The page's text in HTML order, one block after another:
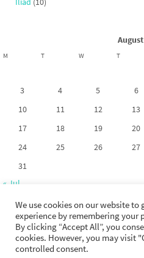
M T W T
3
4 5 6
10
11 12 13
17
18 19 20
24
25 26 27
31
« Jul
Copyright 2017-2026. La
permessa tranne esplicita
We use cookies on our website
experience by remembering your
By clicking “Accept All”, you
cookies. However, you may visit
controlled consent.